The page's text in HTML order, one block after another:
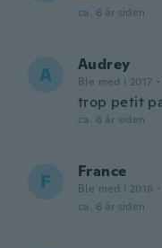
ca. 6 år siden
A Audrey
Ble med i 2017 ·
trop petit
ca. 6 år siden
F France
Ble med i 2016 ·
ca. 6 år siden